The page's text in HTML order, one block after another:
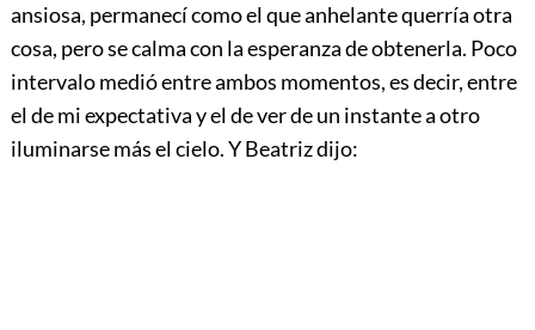
ansiosa, permanecí como el que anhelante querría otra
cosa, pero se calma con la esperanza de obtenerla. Poco
intervalo medió entre ambos momentos, es decir, entre
el de mi expectativa y el de ver de un instante a otro
iluminarse más el cielo. Y Beatriz dijo: